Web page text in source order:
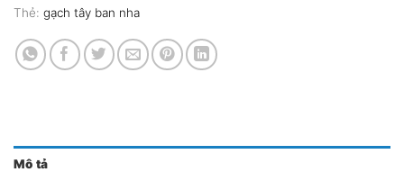
Thẻ: gạch tây ban nha
Mô tả